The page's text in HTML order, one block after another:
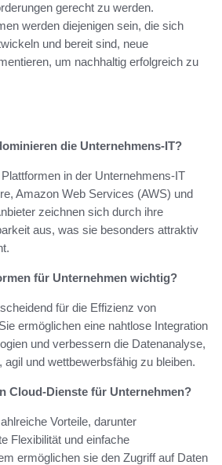
gerecht zu werden.
werden diejenigen sein, die sich
und bereit sind, neue
um nachhaltig erfolgreich zu
die Unternehmens-IT?
in der Unternehmens-IT
Amazon Web Services (AWS) und
zeichnen sich durch ihre
aus, was sie besonders attraktiv
für Unternehmen wichtig?
für die Effizienz von
ermöglichen eine nahtlose Integration
und verbessern die Datenanalyse,
und wettbewerbsfähig zu bleiben.
Cloud-Dienste für Unternehmen?
Vorteile, darunter
Flexibilität und einfache
ermöglichen sie den Zugriff auf Daten